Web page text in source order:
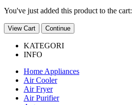
You've just added this product to the cart:
View Cart Continue
KATEGORI
INFO
Home Appliances
Air Cooler
Air Fryer
Air Purifier